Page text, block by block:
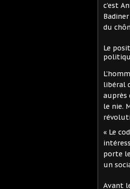
c’est
du
Le
libéral
auprès
le nie.
« Le
porte
un
Avant